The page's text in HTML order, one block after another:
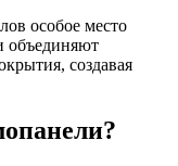
особое место
объединяют
создавая